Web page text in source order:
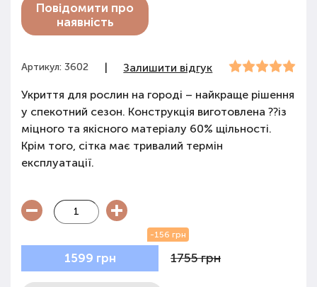
Повідомити про
наявність
Артикул: 3602
Залишити відгук
Укриття для рослин на городі – найкраще рішення
у спекотний сезон. Конструкція виготовлена ??із
міцного та якісного матеріалу 60% щільності.
Крім того, сітка має тривалий термін
експлуатації.
1599 грн
-156 грн
1755 грн